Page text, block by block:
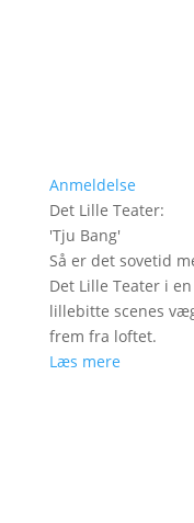
Anmeldelse
Det Lille Teater:
'Tju Bang'
Så er det sovetid
Det Lille Teater i
lillebitte scenes
frem fra loftet.
Læs mere